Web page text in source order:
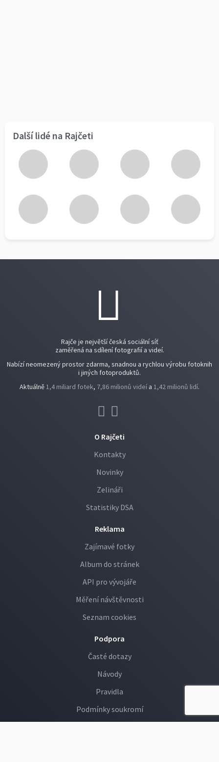
Další lidé na Rajčeti
Rajče je největší česká sociální síť
zaměřená na sdílení fotografií a videí.
Nabízí neomezený prostor zdarma, snadnou a rychlou výrobu fotoknih
i jiných fotoproduktů.
Aktuálně1,4 miliard fotek, 7,86 milionů videí a 1,42 milionů lidí.
O Rajčeti
Kontakty
Novinky
Zelináři
Statistiky DSA
Reklama
Zajímavé fotky
Album do stránek
API pro vývojáře
Měření návštěvnosti
Seznam cookies
Podpora
Časté dotazy
Návody
Pravidla
Podmínky soukromí